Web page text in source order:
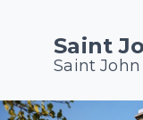
Saint
Saint John